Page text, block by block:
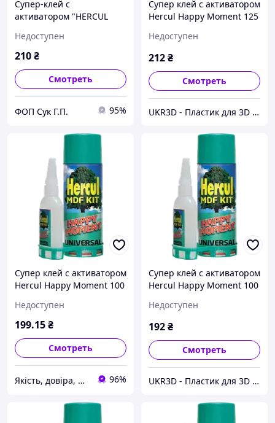
Супер-клей с
активатором "HERCUL
100гр+400мл
Недоступен
210₴
Смотреть
ФОП Сук Г.П. 95%
Супер клей с активатором
Hercul Happy Moment 125
Недоступен
212₴
Смотреть
UKR3D - Пластик для 3D принтера
Супер клей с активатором
Hercul Happy Moment 100
Недоступен
199.15₴
Смотреть
Якість, довіра, надійність «УКРГОСТ» 96%
Супер клей с активатором
Hercul Happy Moment 100
Недоступен
192₴
Смотреть
UKR3D - Пластик для 3D принтера